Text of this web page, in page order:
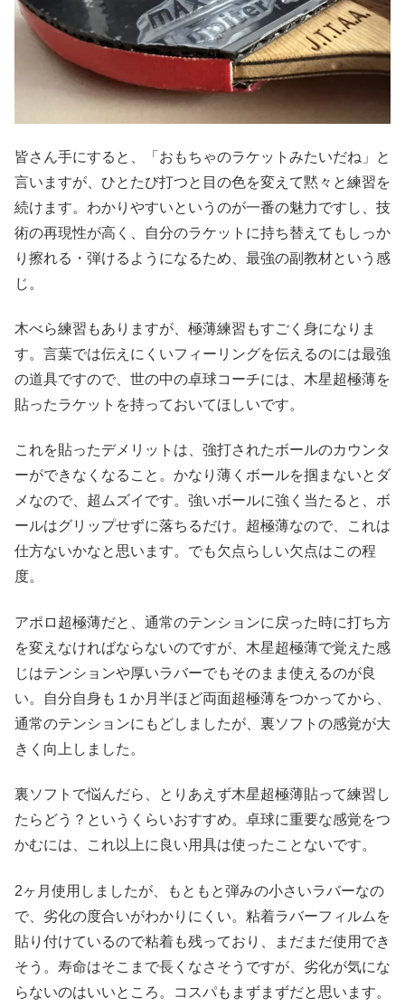
皆さん手にすると、「おもちゃのラケットみたいだね」と
言いますが、ひとたび打つと目の色を変えて黙々と練習を
続けます。わかりやすいというのが一番の魅力ですし、技
術の再現性が高く、自分のラケットに持ち替えてもしっか
り擦れる・弾けるようになるため、最強の副教材という感
じ。
木べら練習もありますが、極薄練習もすごく身になりま
す。言葉では伝えにくいフィーリングを伝えるのには最強
の道具ですので、世の中の卓球コーチには、木星超極薄を
貼ったラケットを持っておいてほしいです。
これを貼ったデメリットは、強打されたボールのカウンタ
ーができなくなること。かなり薄くボールを掴まないとダ
メなので、超ムズイです。強いボールに強く当たると、ボ
ールはグリップせずに落ちるだけ。超極薄なので、これは
仕方ないかなと思います。でも欠点らしい欠点はこの程
度。
アポロ超極薄だと、通常のテンションに戻った時に打ち方
を変えなければならないのですが、木星超極薄で覚えた感
じはテンションや厚いラバーでもそのまま使えるのが良
い。自分自身も１か月半ほど両面超極薄をつかってから、
通常のテンションにもどしましたが、裏ソフトの感覚が大
きく向上しました。
裏ソフトで悩んだら、とりあえず木星超極薄貼って練習し
たらどう？というくらいおすすめ。卓球に重要な感覚をつ
かむには、これ以上に良い用具は使ったことないです。
2ヶ月使用しましたが、もともと弾みの小さいラバーなの
で、劣化の度合いがわかりにくい。粘着ラバーフィルムを
貼り付けているので粘着も残っており、まだまだ使用でき
そう。寿命はそこまで長くなさそうですが、劣化が気にな
らないのはいいところ。コスパもまずまずだと思います。